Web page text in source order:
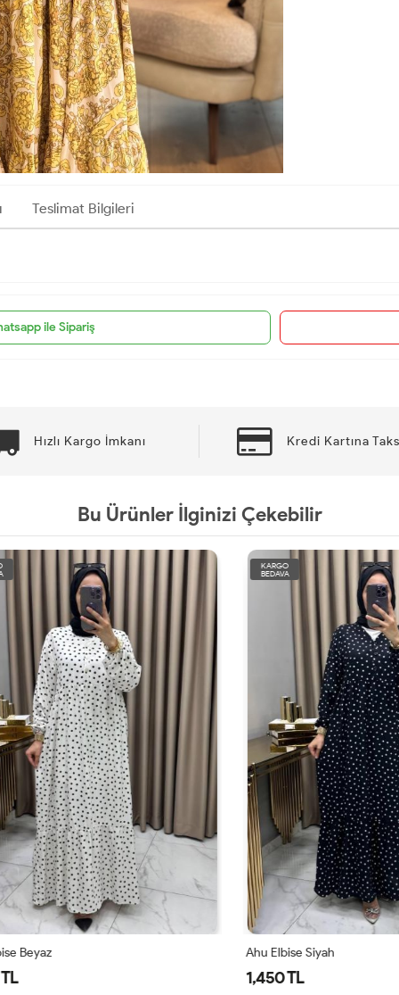
Teslimat Bilgileri
ile Sipariş
Hızlı Kargo İmkanı Kredi Kartına
Bu Ürünler İlginizi Çekebilir
Ahu Elbise Siyah
1,450 TL